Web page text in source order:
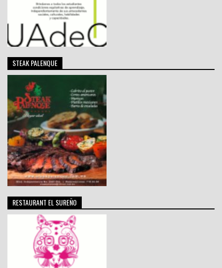
STEAK PALENQUE
RESTAURANT EL SUREÑO